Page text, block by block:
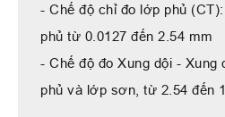
- Chế độ chỉ đo lớp phủ
phủ từ 0.0127 đến 2.54 mm
- Chế độ đo Xung dội -
phủ và lớp sơn, từ 2.54 đến